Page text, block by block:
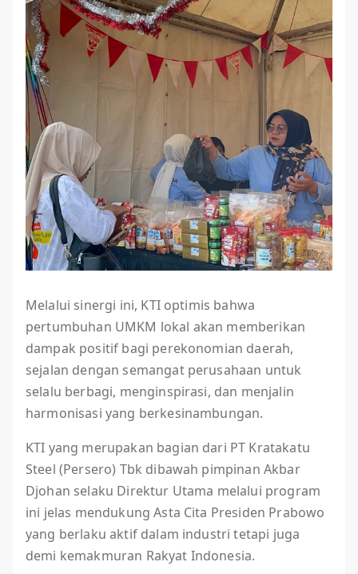
Melalui sinergi ini, KTI optimis bahwa
pertumbuhan UMKM lokal akan memberikan
dampak positif bagi perekonomian daerah,
sejalan dengan semangat perusahaan untuk
selalu berbagi, menginspirasi, dan menjalin
harmonisasi yang berkesinambungan.
KTI yang merupakan bagian dari PT Kratakatu
Steel (Persero) Tbk dibawah pimpinan Akbar
Djohan selaku Direktur Utama melalui program
ini jelas mendukung Asta Cita Presiden Prabowo
yang berlaku aktif dalam industri tetapi juga
demi kemakmuran Rakyat Indonesia.